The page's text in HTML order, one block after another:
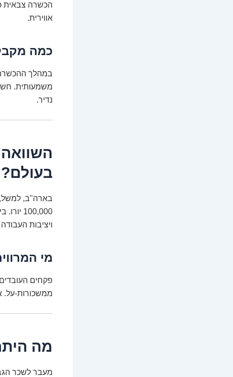
הכשרה צבאית
אווירית.
כמה
משמעותית.
נדיר.
בעולם?
ויציבות
מי
פקחים
ממשכורות-על.
מה
מעבר לשכר